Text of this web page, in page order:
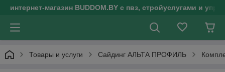
интернет-магазин BUDDOM.BY с пвз, стройуслугами и
Товары и услуги Сайдинг АЛЬТА ПРОФИЛЬ